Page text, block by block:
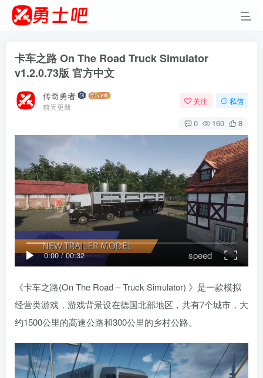
卡车之路 On The Road Truck Simulator
v1.2.0.73版 官方中文
传奇勇者
前天更新
关注 私信
0 160 8
0:00/00:32 speed
《卡车之路(On The Road – Truck Simulator) 》是一款模拟
经营类游戏，游戏背景设在德国北部地区，共有7个城市，大
约1500公里的高速公路和300公里的乡村公路。